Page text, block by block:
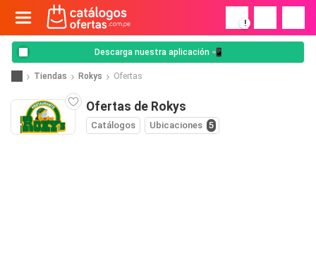
!
Descarga nuestra aplicación 📲
Tiendas Rokys Ofertas
Ofertas de Rokys
Catálogos Ubicaciones 5